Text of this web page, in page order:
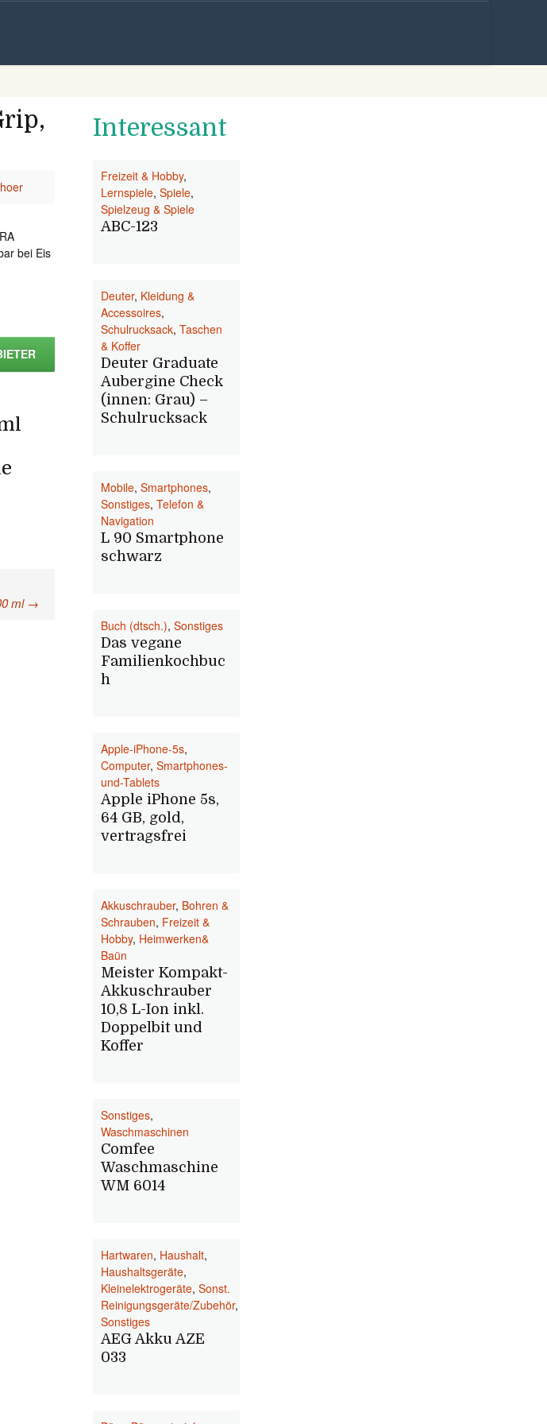
bei Eis
ml →
Interessant
Freizeit & Hobby,
Lernspiele, Spiele,
Spielzeug & Spiele
ABC-123
Deuter, Kleidung &
Accessoires,
Schulrucksack, Taschen
& Koffer
Deuter Graduate
Aubergine Check
(innen: Grau) –
Schulrucksack
Mobile, Smartphones,
Sonstiges, Telefon &
Navigation
L 90 Smartphone
schwarz
Buch (dtsch.), Sonstiges
Das vegane
Familienkochbuc
h
Apple-iPhone-5s,
Computer, Smartphones-
und-Tablets
Apple iPhone 5s,
64 GB, gold,
vertragsfrei
Akkuschrauber, Bohren &
Schrauben, Freizeit &
Hobby, Heimwerken&
Baün
Meister Kompakt-
Akkuschrauber
10,8 L-Ion inkl.
Doppelbit und
Koffer
Sonstiges,
Waschmaschinen
Comfee
Waschmaschine
WM 6014
Hartwaren, Haushalt,
Haushaltsgeräte,
Kleinelektrogeräte, Sonst.
Reinigungsgeräte/Zubehör,
Sonstiges
AEG Akku AZE
033